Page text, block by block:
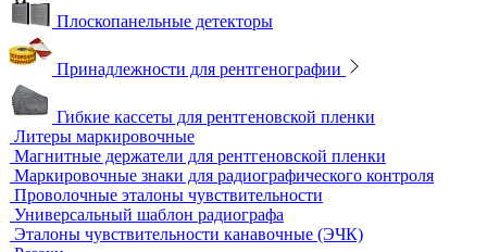
Радиационный контроль
Проявочные машины для рентгеновской пленки
Денситометры
Дозиметры
Импульсные рентгеновские аппараты
Комплексы цифровой радиографии
Кроулеры
Негатоскопы
Оцифровщики рентгеновских снимков